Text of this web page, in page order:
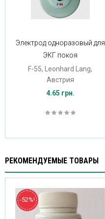
Электрод одноразовый для
ЭКГ покоя
F-55, Leonhard Lang,
Австрия
4.65 грн.
РЕКОМЕНДУЕМЫЕ ТОВАРЫ
-52%!